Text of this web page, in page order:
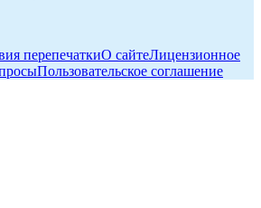
перепечаткиО сайтеЛицензионное
Пользовательское соглашение